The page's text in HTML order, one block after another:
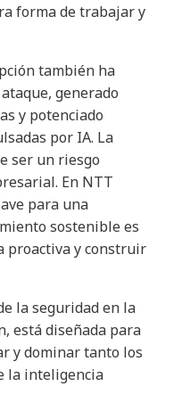
forma de trabajar y
también ha
generado
y potenciado
por IA. La
ser un riesgo
En NTT
para una
sostenible es
proactiva y construir
la seguridad en la
está diseñada para
y dominar tanto los
la inteligencia